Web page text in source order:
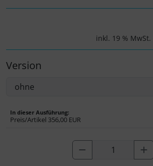
inkl. 19 % MwSt.
Version
In dieser Ausführung:
Preis/Artikel 356,00 EUR
Schmuck